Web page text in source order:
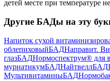
детей месте при температуре
Другие БАДы на эту
Напиток сухой
облепиховыйБАДНаправит.
глазБАДНормоспектрум® для
муриатикумБАДНайтвеллБАД
МультивитаминыБАД